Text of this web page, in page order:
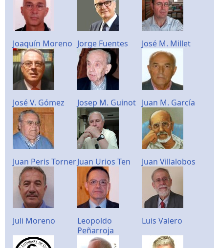
Joaquín Moreno Jorge Fuentes José M. Millet
José V. Gómez Josep M. Guinot Juan M. García
Juan Peris TornerJuan Urios Ten Juan Villalobos
Juli Moreno
Leopoldo
Peñarroja
Luis Valero